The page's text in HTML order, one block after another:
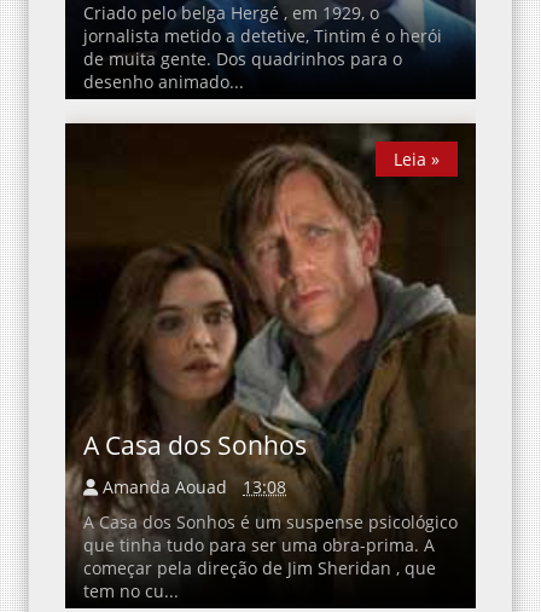
Criado pelo belga Hergé , em 1929, o
jornalista metido a detetive, Tintim é o herói
de muita gente. Dos quadrinhos para o
desenho animado...
A Casa dos Sonhos
Amanda Aouad
13:08
A Casa dos Sonhos é um suspense psicológico
que tinha tudo para ser uma obra-prima. A
começar pela direção de Jim Sheridan , que
tem no cu...
Leia »
Leia »